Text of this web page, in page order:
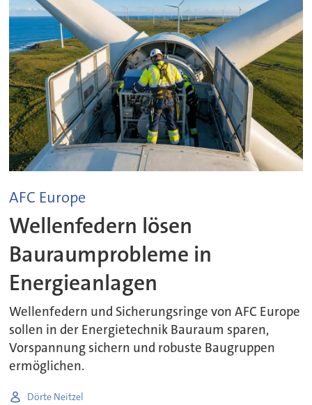
AFC Europe
Wellenfedern lösen
Bauraumprobleme in
Energieanlagen
Wellenfedern und Sicherungsringe von AFC Europe
sollen in der Energietechnik Bauraum sparen,
Vorspannung sichern und robuste Baugruppen
ermöglichen.
Dörte Neitzel